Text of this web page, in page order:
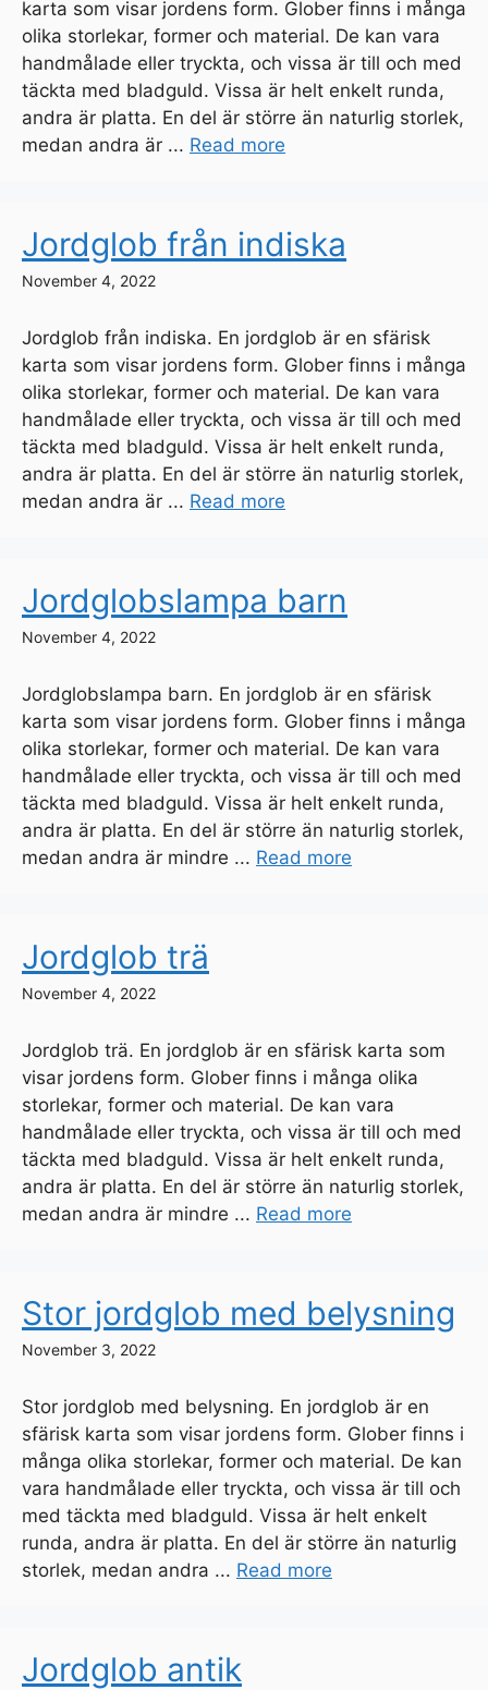
karta som visar jordens form. Glober finns i många
olika storlekar, former och material. De kan vara
handmålade eller tryckta, och vissa är till och med
täckta med bladguld. Vissa är helt enkelt runda,
andra är platta. En del är större än naturlig storlek,
medan andra är ... Read more
Jordglob från indiska
November 4, 2022
Jordglob från indiska. En jordglob är en sfärisk
karta som visar jordens form. Glober finns i många
olika storlekar, former och material. De kan vara
handmålade eller tryckta, och vissa är till och med
täckta med bladguld. Vissa är helt enkelt runda,
andra är platta. En del är större än naturlig storlek,
medan andra är ... Read more
Jordglobslampa barn
November 4, 2022
Jordglobslampa barn. En jordglob är en sfärisk
karta som visar jordens form. Glober finns i många
olika storlekar, former och material. De kan vara
handmålade eller tryckta, och vissa är till och med
täckta med bladguld. Vissa är helt enkelt runda,
andra är platta. En del är större än naturlig storlek,
medan andra är mindre ... Read more
Jordglob trä
November 4, 2022
Jordglob trä. En jordglob är en sfärisk karta som
visar jordens form. Glober finns i många olika
storlekar, former och material. De kan vara
handmålade eller tryckta, och vissa är till och med
täckta med bladguld. Vissa är helt enkelt runda,
andra är platta. En del är större än naturlig storlek,
medan andra är mindre ... Read more
Stor jordglob med belysning
November 3, 2022
Stor jordglob med belysning. En jordglob är en
sfärisk karta som visar jordens form. Glober finns i
många olika storlekar, former och material. De kan
vara handmålade eller tryckta, och vissa är till och
med täckta med bladguld. Vissa är helt enkelt
runda, andra är platta. En del är större än naturlig
storlek, medan andra ... Read more
Jordglob antik